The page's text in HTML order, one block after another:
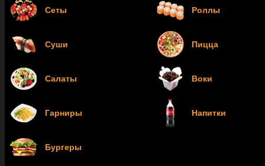
Сеты Роллы
Суши Пицца
Салаты Воки
Гарниры Напитки
Бургеры